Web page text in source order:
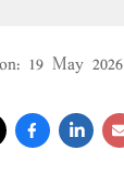
: 19 May